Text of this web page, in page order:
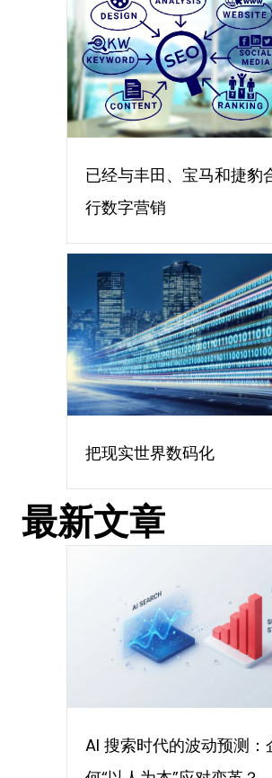
已经与丰田、宝马和捷豹
行数字营销
把现实世界数码化
最新文章
AI 搜索时代的波动预测：